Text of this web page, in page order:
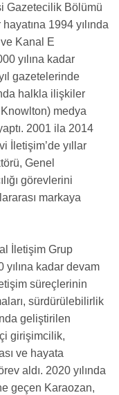
Gazetecilik Bölümü
1994 yılında
Kanal E
yılına kadar
gazetelerinde
halkla ilişkiler
Knowlton) medya
2001 ila 2014
İletişim’de yıllar
Genel
görevlerini
markaya
İletişim Grup
kadar devam
süreçlerinin
sürdürülebilirlik
geliştirilen
girişimcilik,
ve hayata
aldı. 2020 yılında
geçen Karaozan,